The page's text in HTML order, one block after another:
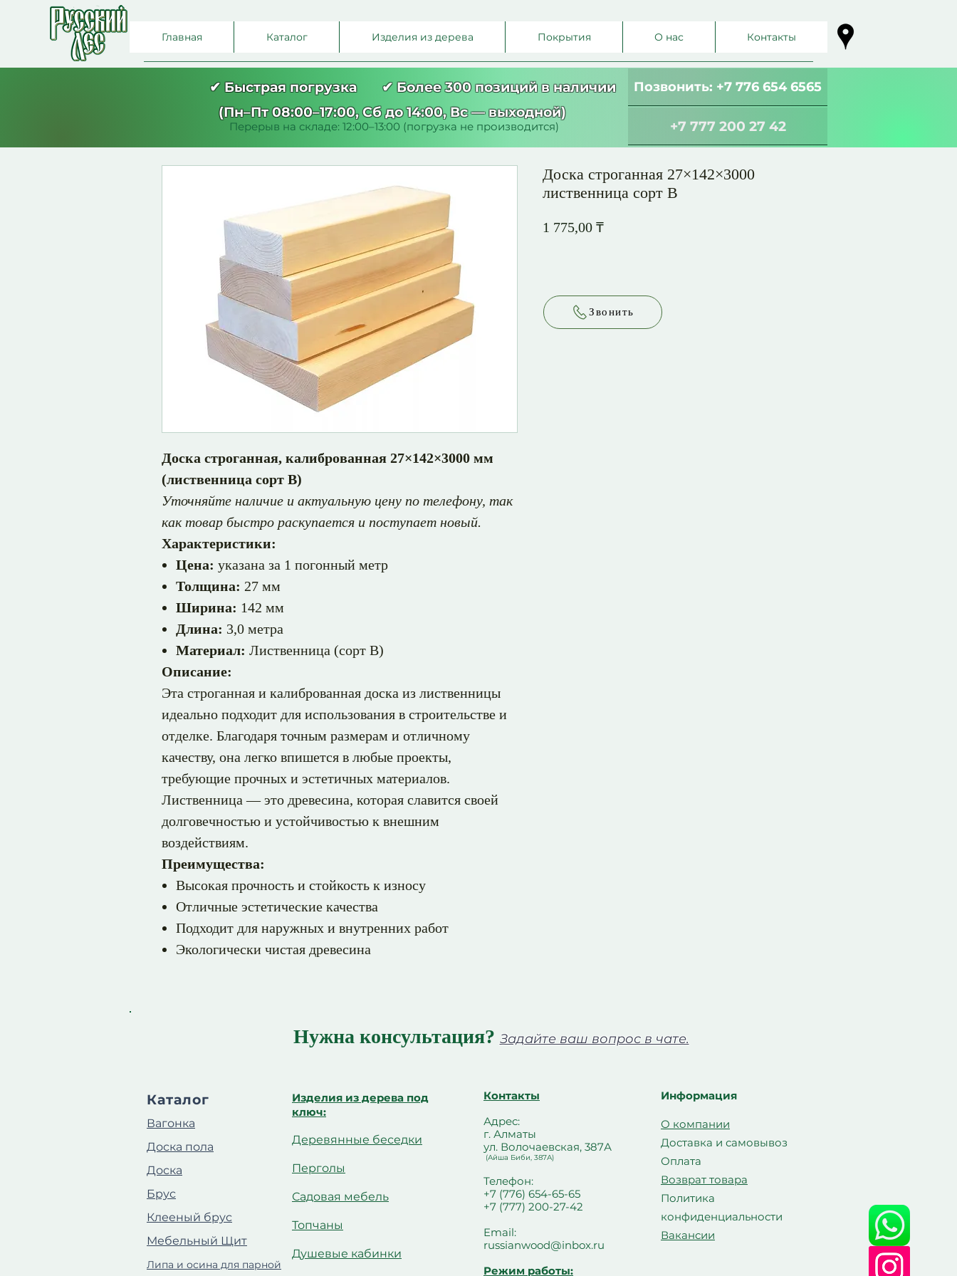
Главная Каталог Изделия из дерева Покрытия О нас Контакты
✔ Быстрая погрузка ✔ Более 300 позиций в наличии
(Пн–Пт 08:00–17:00, Сб до 14:00, Вс — выходной)
Перерыв на складе: 12:00–13:00 (погрузка не производится)
Позвонить: +7 776 654 6565
+7 777 200 27 42
Доска строганная, калиброванная 27×142×3000 мм
(лиственница сорт В)
Уточняйте наличие и актуальную цену по телефону, так
как товар быстро раскупается и поступает новый.
Характеристики:
Цена: указана за 1 погонный метр
Толщина: 27 мм
Ширина: 142 мм
Длина: 3,0 метра
Материал: Лиственница (сорт В)
Описание:
Эта строганная и калиброванная доска из лиственницы
идеально подходит для использования в строительстве и
отделке. Благодаря точным размерам и отличному
качеству, она легко впишется в любые проекты,
требующие прочных и эстетичных материалов.
Лиственница — это древесина, которая славится своей
долговечностью и устойчивостью к внешним
воздействиям.
Преимущества:
Высокая прочность и стойкость к износу
Отличные эстетические качества
Подходит для наружных и внутренних работ
Экологически чистая древесина
Доска строганная 27×142×3000
лиственница сорт В
1 775,00 ₸Цена
Звонить
Нужна консультация? Задайте ваш вопрос в чате.
Каталог
Вагонка
Доска пола
Доска
Брус
Клееный брус
Мебельный Щит
Липа и осина для парной
Изделия из дерева под
ключ:
Деревянные беседки
Перголы
Садовая мебель
Топчаны
Душевые кабинки
Контакты
Адрес:
г. Алматы
ул. Волочаевская, 387А
(Айша Биби, 387А)
Телефон:
+7 (776) 654-65-65
+7 (777) 200-27-42
Email:
russianwood@inbox.ru
Режим работы:
Информация
О компании
Доставка и самовывоз
Оплата
Возврат товара
Политика
конфиденциальности
Вакансии